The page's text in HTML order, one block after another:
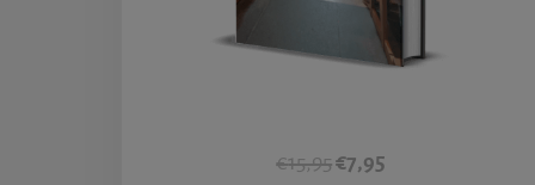
€15,95Oorspronkelijke
€7,95